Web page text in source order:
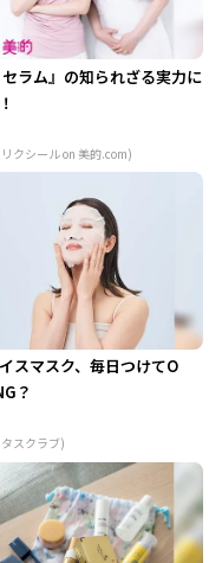
セラム』の知られざる実力に
リクシール on 美的.com)
スマスク、毎日つけてO
？
タスクラブ)